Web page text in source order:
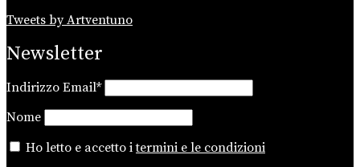
Tweets by Artventuno
Newsletter
Indirizzo Email*
Nome
Ho letto e accetto itermini e le condizioni